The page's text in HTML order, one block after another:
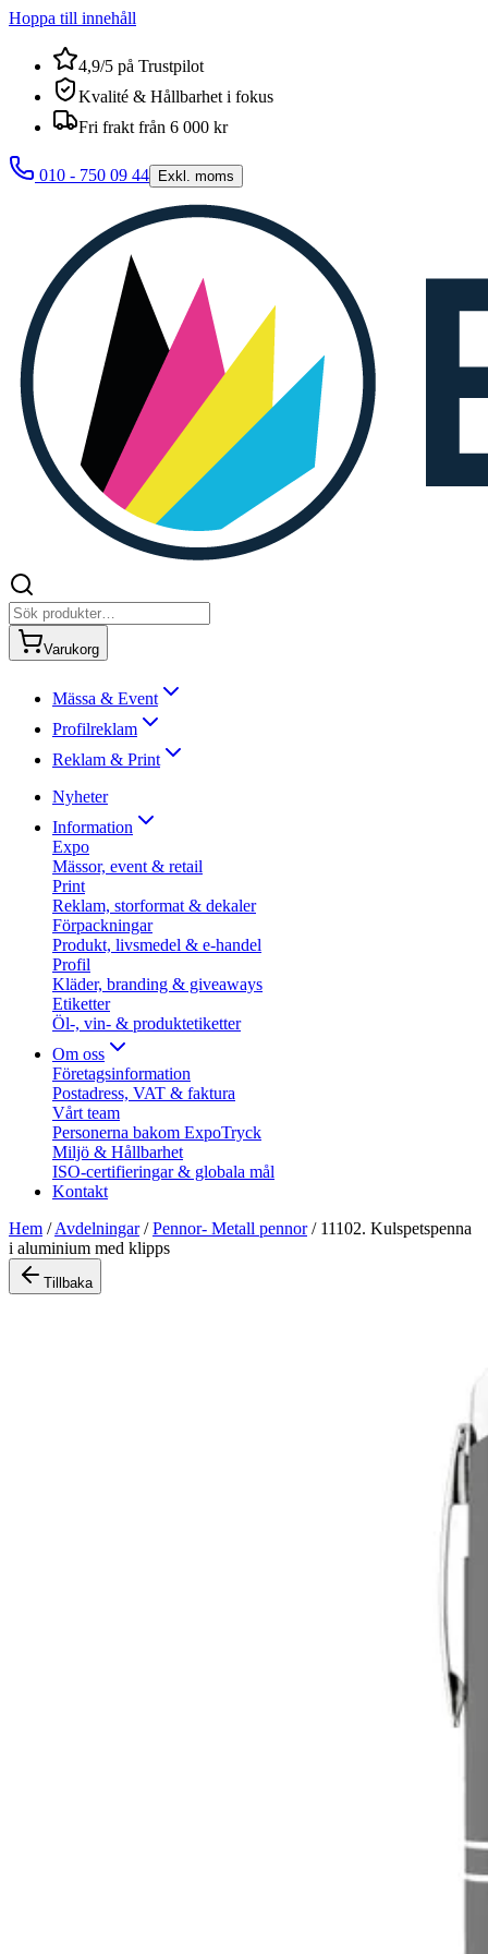
Hoppa till innehåll
4,9/5 på Trustpilot
Kvalité & Hållbarhet i fokus
Fri frakt från 6 000 kr
010 - 750 09 44 Exkl. moms
Varukorg
Mässa & Event
Profilreklam
Reklam & Print
Nyheter
Information
Expo
Mässor, event & retail
Print
Reklam, storformat & dekaler
Förpackningar
Produkt, livsmedel & e-handel
Profil
Kläder, branding & giveaways
Etiketter
Öl-, vin- & produktetiketter
Om oss
Företagsinformation
Postadress, VAT & faktura
Vårt team
Personerna bakom ExpoTryck
Miljö & Hållbarhet
ISO-certifieringar & globala mål
Kontakt
Hem /Avdelningar/Pennor- Metall pennor/ 11102. Kulspetspenna
i aluminium med klipps
Tillbaka